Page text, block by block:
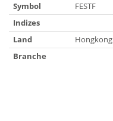
Symbol
FESTF
Indizes
Land
Hongkong
Branche